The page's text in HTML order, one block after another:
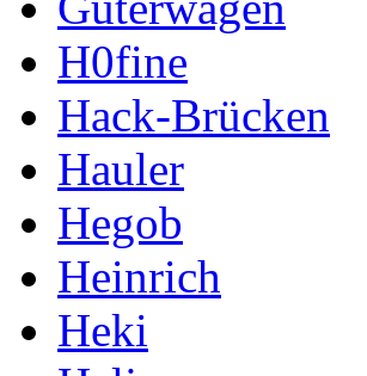
H0fine
Hack-Brücken
Hauler
Hegob
Heinrich
Heki